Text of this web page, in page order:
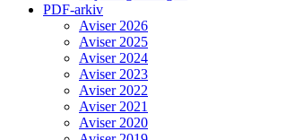
PDF-arkiv
Aviser 2026
Aviser 2025
Aviser 2024
Aviser 2023
Aviser 2022
Aviser 2021
Aviser 2020